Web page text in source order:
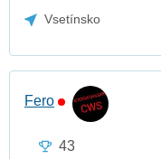
Vsetínsko
Fero
43